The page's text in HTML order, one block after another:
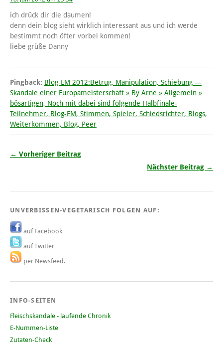
ich drück dir die daumen!
denn dein blog sieht wirklich interessant aus und ich werde
bestimmt noch öfter vorbei kommen!
liebe grüße Danny
Pingback: Blog-EM 2012:Betrug, Manipulation, Schiebung —
Skandale einer Europameisterschaft » By Arne » Allgemein »
bösartigen, Noch mit dabei sind folgende Halbfinale-
Teilnehmer, Blog-EM, Stimmen, Spieler, Schiedsrichter, Blogs,
Weiterkommen, Blog, Peer
← Vorheriger Beitrag
Nächster Beitrag →
UNVERBISSEN-VEGETARISCH FOLGEN AUF:
auf Facebook
auf Twitter
per Newsfeed.
INFO-SEITEN
Fleischskandale - laufende Chronik
E-Nummen-Liste
Zutaten-Check